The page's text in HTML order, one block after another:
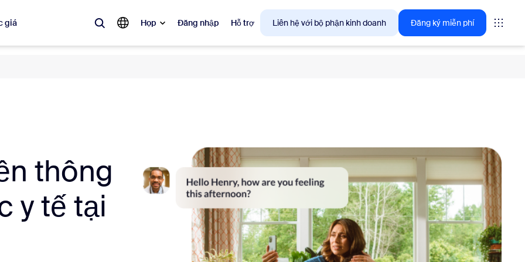
giá Họp Đăng nhập Hỗ trợ Liên hệ với bộ phận kinh doanh Đăng ký miễn phí
Canvas
Center Thông tin trải nghiệm khách hàng
thông
y tế tại